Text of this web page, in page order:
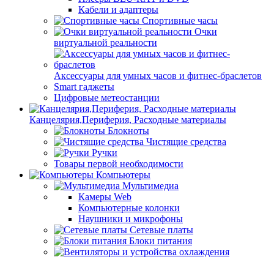
Кабели и адаптеры
Спортивные часы
Очки
виртуальной реальности
Аксессуары для умных часов и фитнес-браслетов
Smart гаджеты
Цифровые метеостанции
Канцелярия,Периферия, Расходные материалы
Блокноты
Чистящие средства
Ручки
Товары первой необходимости
Компьютеры
Мультимедиа
Камеры Web
Компьютерные колонки
Наушники и микрофоны
Сетевые платы
Блоки питания